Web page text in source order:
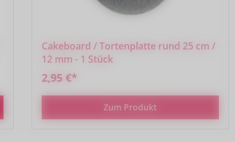
Cakeboard / Tortenplatte rund 25 cm /
12 mm - 1 Stück
2,95 €*
Zum Produkt